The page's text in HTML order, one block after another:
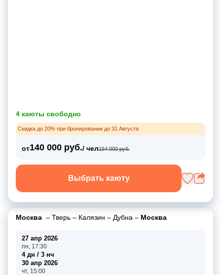
4 каюты свободно
Скидка до 20% при бронировании до 31 Августа
от140 000 руб./ чел154 000 руб.
Выбрать каюту
Москва – Тверь – Калязин – Дубна – Москва
27 апр 2026
пн, 17:30
4 дн / 3 нч
30 апр 2026
чт, 15:00